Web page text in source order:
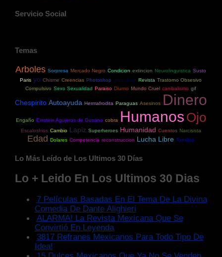
Servicio Social
Temas
Arboles Sorpresa Mercado Negro Condicion extincion Neurolinguistica Susto
Paris yo Chisme Creencias Photoshop maquillaje Revista Trastorno Obsesivo
Compulsivo Sexo Sexualidad Paraiso Diurno Mundo Cruel canibalismo gif
Chespirito Autoayuda Hermafrodita Paraguas Asesinos Dinero
Engaño Einstein Agujeros de Gusano cobra Humanos Ojo
Escalosfrios Cambio Lapiz Superheroes Humanidad Cuentos Narcisista
Edad Dolares Competencia reconstruccion Lucha Libre Tornillos
Lo Más Leído de Los Ultimos 30 Días
Lo + Leido En Los Ultimos 30 Dias
7 Películas Basadas En El Tema De La Divina
Comedia De Dante Alighieri
ALARMA! La Revista Mexicana Que Se
Convirtió En Leyenda
3817 Refranes Mexicanos Para Todo Tipo De
Idea!